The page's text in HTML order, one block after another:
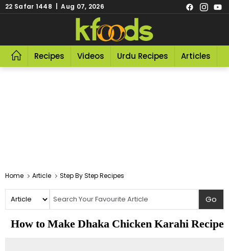
22 Safar 1448 | Aug 07, 2026
Recipes Videos Urdu Recipes Articles
Home Article Step By Step Recipes
How to Make Dhaka Chicken Karahi Recipe